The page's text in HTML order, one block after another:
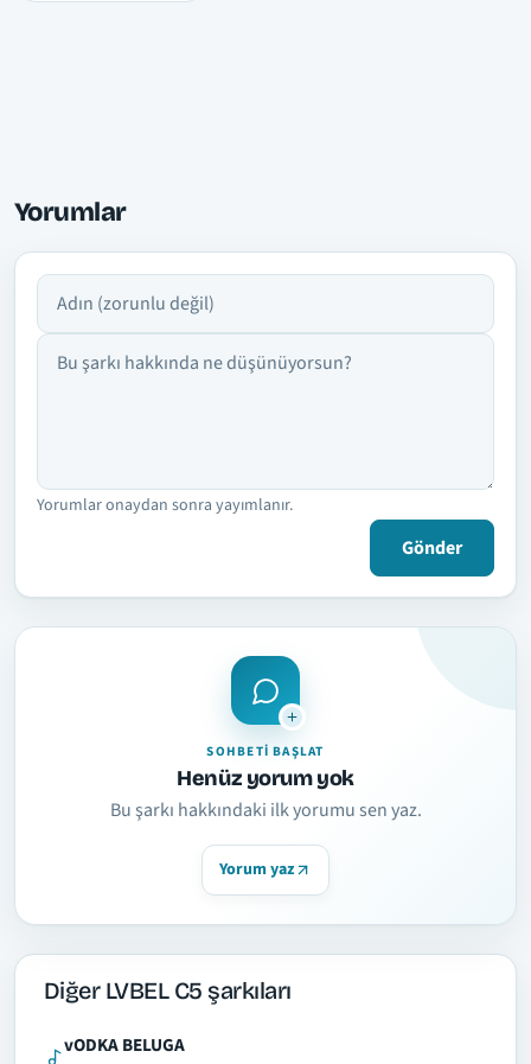
Yorumlar
Adın
Yorumun
Yorumlar onaydan sonra yayımlanır.
Gönder
SOHBETI BAŞLAT
Henüz yorum yok
Bu şarkı hakkındaki ilk yorumu sen yaz.
Yorum yaz
Diğer LVBEL C5 şarkıları
vODKA BELUGA